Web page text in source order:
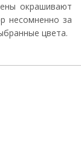
окрашивают
несомненно за
цвета.